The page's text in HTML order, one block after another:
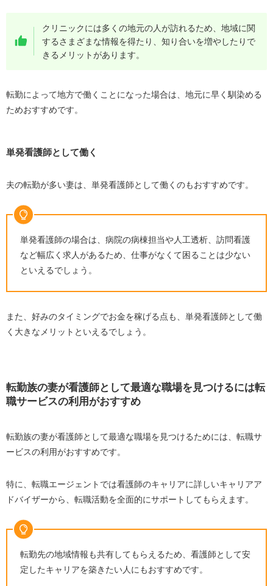
クリニックには多くの地元の人が訪れるため、地域に関
するさまざまな情報を得たり、知り合いを増やしたりで
きるメリットがあります。
転勤によって地方で働くことになった場合は、地元に早く馴染める
ためおすすめです。
単発看護師として働く
夫の転勤が多い妻は、単発看護師として働くのもおすすめです。
単発看護師の場合は、病院の病棟担当や人工透析、訪問看護
など幅広く求人があるため、仕事がなくて困ることは少ない
といえるでしょう。
また、好みのタイミングでお金を稼げる点も、単発看護師として働
く大きなメリットといえるでしょう。
転勤族の妻が看護師として最適な職場を見つけるには転
職サービスの利用がおすすめ
転勤族の妻が看護師として最適な職場を見つけるためには、転職サ
ービスの利用がおすすめです。
特に、転職エージェントでは看護師のキャリアに詳しいキャリアア
ドバイザーから、転職活動を全面的にサポートしてもらえます。
転勤先の地域情報も共有してもらえるため、看護師として安
定したキャリアを築きたい人にもおすすめです。